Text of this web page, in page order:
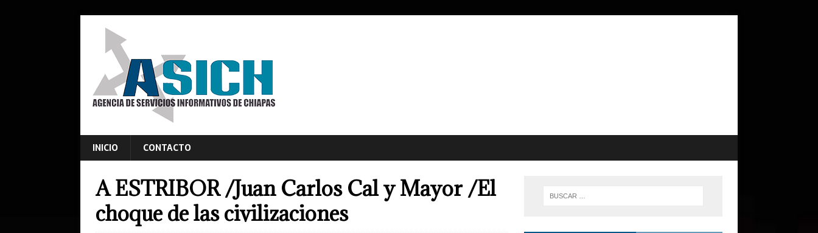
INICIO CONTACTO
A ESTRIBOR /Juan Carlos Cal y Mayor /El
choque de las civilizaciones